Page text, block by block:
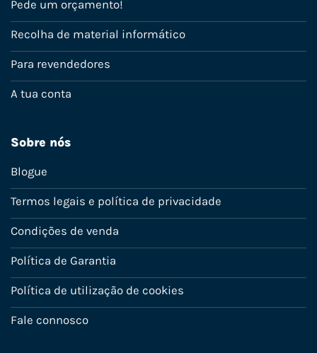
Pede um orçamento!
Recolha de material informático
Para revendedores
A tua conta
Sobre nós
Blogue
Termos legais e política de privacidade
Condições de venda
Política de Garantia
Política de utilização de cookies
Fale connosco